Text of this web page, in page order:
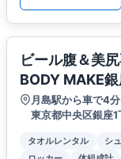
ビール腹＆美
BODY MAKE
月島駅から車で4分
東京都中央区銀座
タオルレンタル シ